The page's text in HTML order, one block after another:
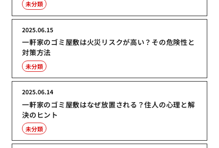
未分類
一軒家のゴミ屋敷は火災リスクが高い？その危険性と
対策方法
2025.06.15
未分類
一軒家のゴミ屋敷はなぜ放置される？住人の心理と解
決のヒント
2025.06.14
未分類